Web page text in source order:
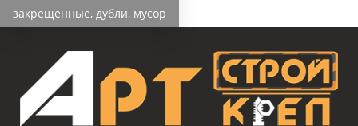
закрещенные, дубли, мусор